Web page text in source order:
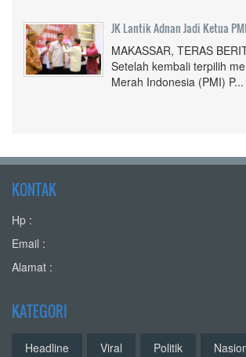
JK Lantik Adnan Jadi Ketua
MAKASSAR, TERAS
Setelah kembali terpilih
Merah Indonesia (PMI) P...
KONTAK
Hp :
Email :
Alamat :
KATEGORI
Headline Viral Politik